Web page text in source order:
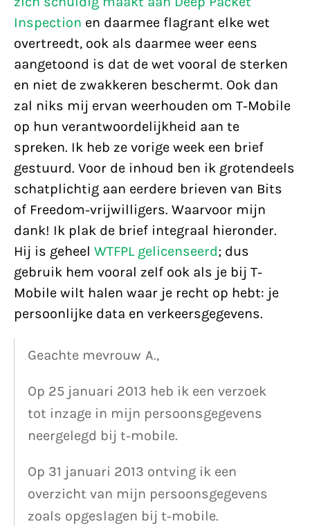
Inspection en daarmee flagrant elke wet
overtreedt, ook als daarmee weer eens
aangetoond is dat de wet vooral de sterken
en niet de zwakkeren beschermt. Ook dan
zal niks mij ervan weerhouden om T-Mobile
op hun verantwoordelijkheid aan te
spreken. Ik heb ze vorige week een brief
gestuurd. Voor de inhoud ben ik grotendeels
schatplichtig aan eerdere brieven van Bits
of Freedom-vrijwilligers. Waarvoor mijn
dank! Ik plak de brief integraal hieronder.
Hij is geheel WTFPL gelicenseerd; dus
gebruik hem vooral zelf ook als je bij T-
Mobile wilt halen waar je recht op hebt: je
persoonlijke data en verkeersgegevens.
Geachte mevrouw A.,
Op 25 januari 2013 heb ik een verzoek
tot inzage in mijn persoonsgegevens
neergelegd bij t-mobile.
Op 31 januari 2013 ontving ik een
overzicht van mijn persoonsgegevens
zoals opgeslagen bij t-mobile.